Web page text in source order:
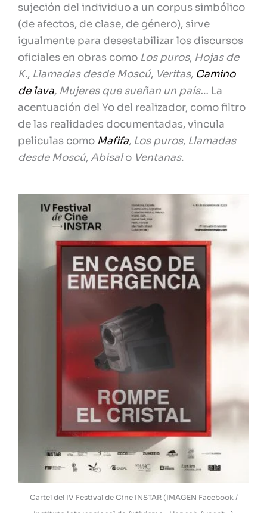
sujeción del individuo a un corpus simbólico
(de afectos, de clase, de género), sirve
igualmente para desestabilizar los discursos
oficiales en obras como Los puros, Hojas de
K., Llamadas desde Moscú, Veritas, Camino
de lava, Mujeres que sueñan un país… La
acentuación del Yo del realizador, como filtro
de las realidades documentadas, vincula
películas como Mafifa, Los puros, Llamadas
desde Moscú, Abisalo Ventanas.
Cartel del IV Festival de Cine INSTAR (IMAGEN Facebook /